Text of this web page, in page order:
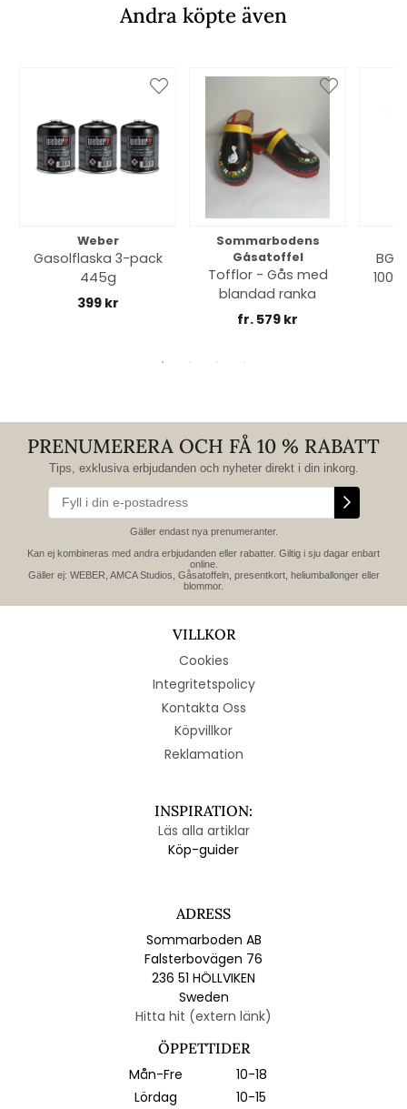
Andra köpte även
Weber
Gasolflaska 3-pack
445g
399 kr
Sommarbodens
Gåsatoffel
Tofflor - Gås med
blandad ranka
fr. 579 kr
PRENUMERERA OCH FÅ 10 % RABATT
Tips, exklusiva erbjudanden och nyheter direkt i din inkorg.
Gäller endast nya prenumeranter.
Kan ej kombineras med andra erbjudanden eller rabatter. Giltig i sju dagar enbart
online.
Gäller ej: WEBER, AMCA Studios, Gåsatoffeln, presentkort, heliumballonger eller
blommor.
VILLKOR
Cookies
Integritetspolicy
Kontakta Oss
Köpvillkor
Reklamation
INSPIRATION:
Läs alla artiklar
Köp-guider
ADRESS
Sommarboden AB
Falsterbovägen 76
236 51 HÖLLVIKEN
Sweden
Hitta hit (extern länk)
ÖPPETTIDER
Mån-Fre
10-18
Lördag
10-15